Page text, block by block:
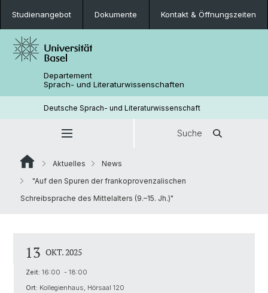
Studienangebot Dokumente Kontakt & Öffnungszeiten
Departement
Sprach- und Literaturwissenschaften
Deutsche Sprach- und Literaturwissenschaft
Suche
Aktuelles
News
"Auf den Spuren der frankoprovenzalischen
Schreibsprache des Mittelalters (9.–15. Jh.)"
13 OKT. 2025
Zeit: 16:00 - 18:00
Ort: Kollegienhaus, Hörsaal 120